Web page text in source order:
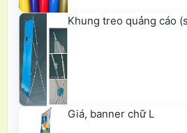
Khung treo quảng cáo
Giá, banner chữ L